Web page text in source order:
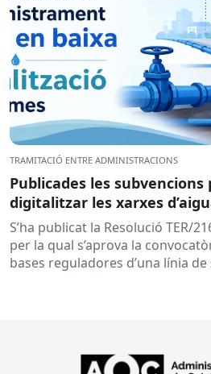
TRAMITACIÓ ENTRE ADMINISTRACIONS
Publicades les
digitalitzar les xarxes
S’ha publicat la Resolució TER/
per la qual s’aprova la
bases reguladores d’una línia